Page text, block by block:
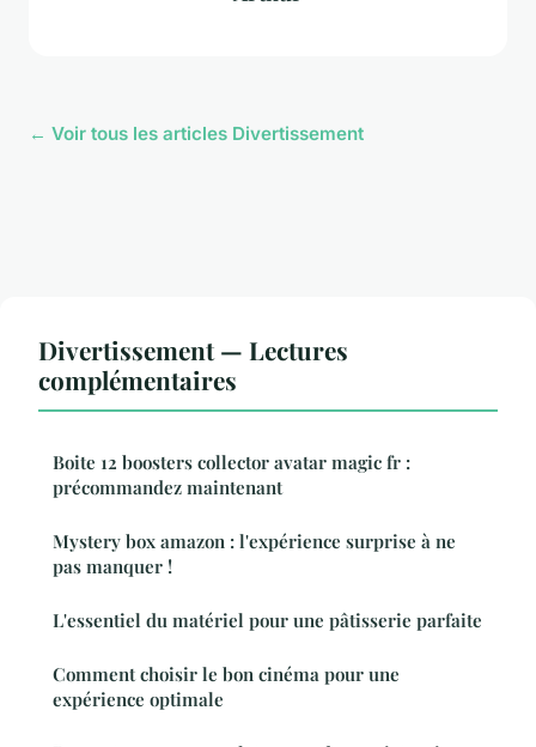
← Voir tous les articles Divertissement
Divertissement — Lectures
complémentaires
Boite 12 boosters collector avatar magic fr :
précommandez maintenant
Mystery box amazon : l'expérience surprise à ne
pas manquer !
L'essentiel du matériel pour une pâtisserie parfaite
Comment choisir le bon cinéma pour une
expérience optimale